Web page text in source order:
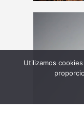
Utilizamos